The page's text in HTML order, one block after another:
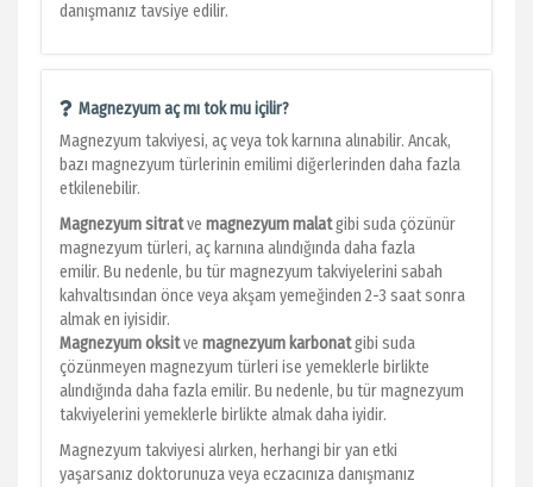
danışmanız tavsiye edilir.
Magnezyum aç mı tok mu içilir?
Magnezyum takviyesi, aç veya tok karnına alınabilir. Ancak,
bazı magnezyum türlerinin emilimi diğerlerinden daha fazla
etkilenebilir.
Magnezyum sitratve magnezyum malatgibi suda çözünür
magnezyum türleri, aç karnına alındığında daha fazla
emilir. Bu nedenle, bu tür magnezyum takviyelerini sabah
kahvaltısından önce veya akşam yemeğinden 2-3 saat sonra
almak en iyisidir.
Magnezyum oksitve magnezyum karbonatgibi suda
çözünmeyen magnezyum türleri ise yemeklerle birlikte
alındığında daha fazla emilir. Bu nedenle, bu tür magnezyum
takviyelerini yemeklerle birlikte almak daha iyidir.
Magnezyum takviyesi alırken, herhangi bir yan etki
yaşarsanız doktorunuza veya eczacınıza danışmanız